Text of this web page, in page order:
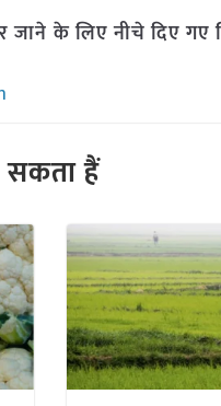
जाने के लिए नीचे दिए
हैं